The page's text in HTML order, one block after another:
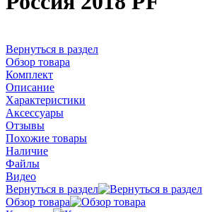
Вернуться в раздел
Обзор товара
Комплект
Описание
Характеристики
Аксессуары
Отзывы
Похожие товары
Наличие
Файлы
Видео
Вернуться в раздел
Обзор товара